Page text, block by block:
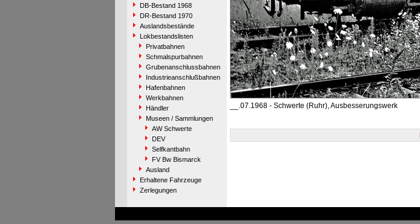
DB-Bestand 1968
DR-Bestand 1970
Auslandsbestände
Lokbestandslisten
Privatbahnen
Schmalspurbahnen
Grubenanschlussbahnen
Industrieanschlußbahnen
Hafenbahnen
Werkbahnen
Händler
Museen / Sammlungen
AW Schwerte
DEV
Selfkantbahn
FV Bw Bismarck
Ausland
Erhaltene Fahrzeuge
Zerlegungen
__.07.1968 - Schwerte (Ruhr), Ausbesserungswerk